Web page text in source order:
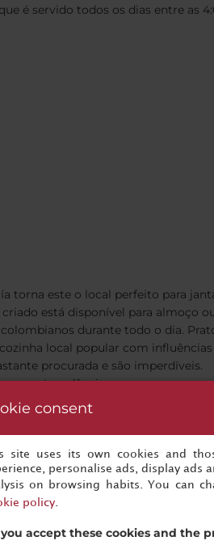
é servido todos os dias entre as
torna este o local perfeito para
está disponível para almoço
durante todo o dia.
local popular com influências
procurada e são imperdíveis.
antecedência.
consent
site uses its own cookies and
personalise ads, display ads
on browsing habits. You can
policy.
accept these cookies and the